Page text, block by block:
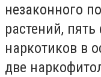
незаконного
растений,
наркотиков в
две